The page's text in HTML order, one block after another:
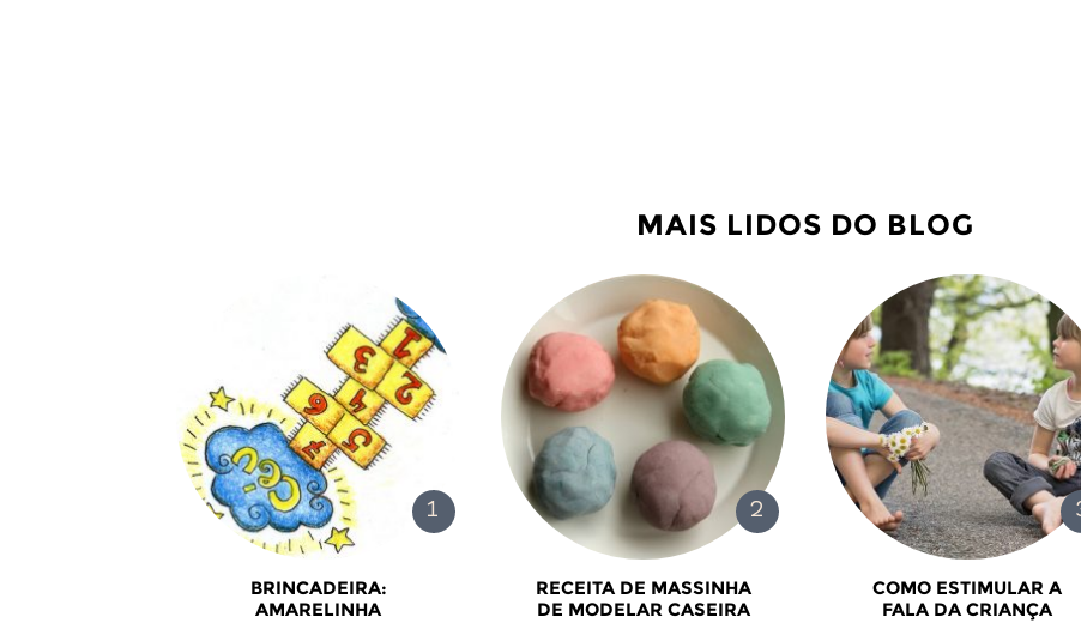
MAIS LIDOS DO BLOG
BRINCADEIRA:
AMARELINHA
RECEITA DE MASSINHA
DE MODELAR CASEIRA
COMO ESTIMULAR A
FALA DA CRIANÇA